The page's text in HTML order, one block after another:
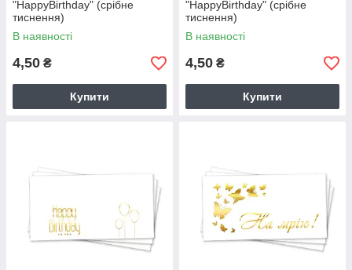
"HappyBirthday" (срібне
тиснення)
В наявності
4,50 ₴
Купити
"HappyBirthday" (срібне
тиснення)
В наявності
4,50 ₴
Купити